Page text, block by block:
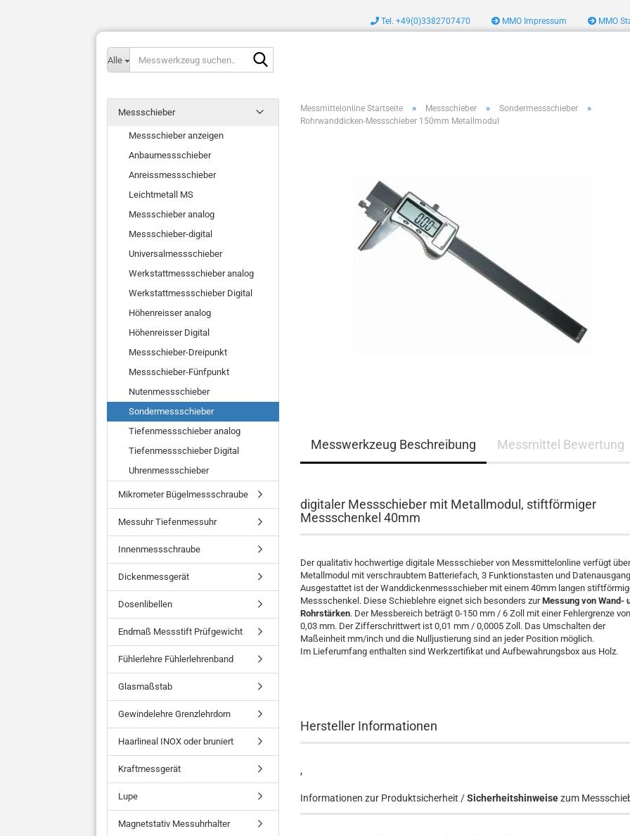
Tel. +49(0)3382707470 MMO Impressum MMO
Alle
Messmittelonline Startseite » Messschieber » Sondermessschieber »
Rohrwanddicken-Messschieber 150mm Metallmodul
Messwerkzeug Beschreibung Messmittel Bewertung
digitaler Messschieber mit Metallmodul, stiftförmiger
Messschenkel 40mm
Der qualitativ hochwertige digitale Messschieber von Messmittelonline verfügt
Metallmodul mit verschraubtem Batteriefach, 3 Funktionstasten und
Ausgestattet ist der Wanddickenmessschieber mit einem 40mm langen
Messschenkel. Diese Schieblehre eignet sich besonders zurMessung von Wand-
Rohrstärken. Der Messbereich beträgt 0-150 mm / 6 Zoll mit einer Fehlergrenze von
0,03 mm. Der Zifferschrittwert ist 0,01 mm / 0,0005 Zoll. Das Umschalten der
Maßeinheit mm/inch und die Nulljustierung sind an jeder Position möglich.
Im Lieferumfang enthalten sind Werkzertifikat und Aufbewahrungsbox aus Holz.
Hersteller Informationen
,
Informationen zur Produktsicherheit /Sicherheitshinweisezum
Messschieber
Messschieber anzeigen
Anbaumessschieber
Anreissmessschieber
Leichtmetall MS
Messschieber analog
Messschieber-digital
Universalmessschieber
Werkstattmessschieber analog
Werkstattmessschieber Digital
Höhenreisser analog
Höhenreisser Digital
Messschieber-Dreipunkt
Messschieber-Fünfpunkt
Nutenmessschieber
Sondermessschieber
Tiefenmessschieber analog
Tiefenmessschieber Digital
Uhrenmessschieber
Mikrometer Bügelmessschraube
Messuhr Tiefenmessuhr
Innenmessschraube
Dickenmessgerät
Dosenlibellen
Endmaß Messstift Prüfgewicht
Fühlerlehre Fühlerlehrenband
Glasmaßstab
Gewindelehre Grenzlehrdorn
Haarlineal INOX oder bruniert
Kraftmessgerät
Lupe
Magnetstativ Messuhrhalter